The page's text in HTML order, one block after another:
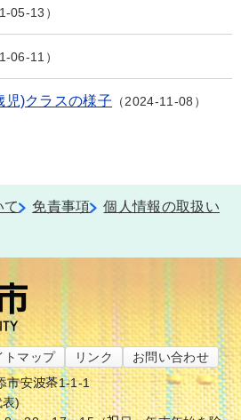
05-13
06-11
児)クラスの様子 2024-11-08
て 免責事項
個人情報の取扱い
トマップ リンク
お問い合わせ
市安波茶1-1-1
表)